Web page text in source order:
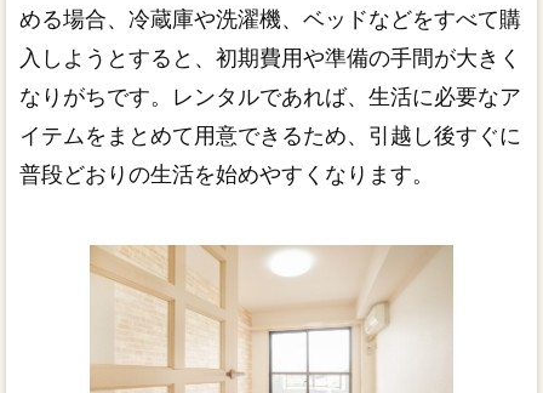
める場合、冷蔵庫や洗濯機、ベッドなどをすべて購
入しようとすると、初期費用や準備の手間が大きく
なりがちです。レンタルであれば、生活に必要なア
イテムをまとめて用意できるため、引越し後すぐに
普段どおりの生活を始めやすくなります。